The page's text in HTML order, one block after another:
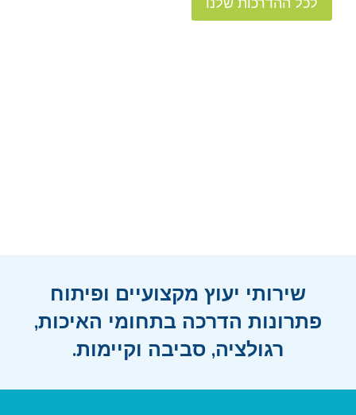
שירותי יעוץ מקצועיים ופיתוח
פתרונות הדרכה בתחומי האיכות,
רגולציה, סביבה וקיימות.